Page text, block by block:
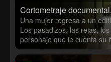
Cortometraje
Una mujer regresa a un
Los pasadizos, las rejas,
personaje que le cuenta su
viaje a sus memorias